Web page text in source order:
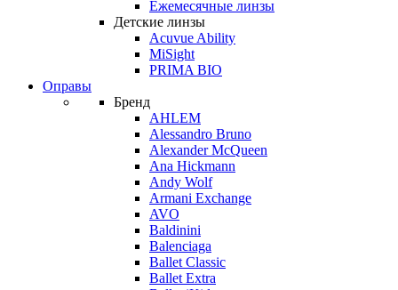
Ежемесячные линзы
Детские линзы
Acuvue Ability
MiSight
PRIMA BIO
Оправы
Бренд
AHLEM
Alessandro Bruno
Alexander McQueen
Ana Hickmann
Andy Wolf
Armani Exchange
AVO
Baldinini
Balenciaga
Ballet Classic
Ballet Extra